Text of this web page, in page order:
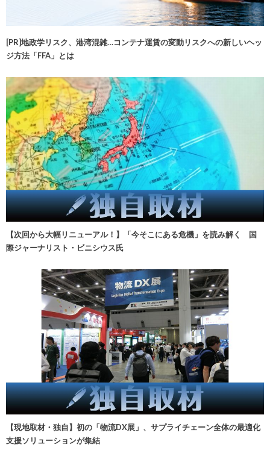
[PR]地政学リスク、港湾混雑…コンテナ運賃の変動リスクへの新しいヘッ
ジ方法「FFA」とは
【次回から大幅リニューアル！】「今そこにある危機」を読み解く 国
際ジャーナリスト・ビニシウス氏
【現地取材・独自】初の「物流DX展」、サプライチェーン全体の最適化
支援ソリューションが集結